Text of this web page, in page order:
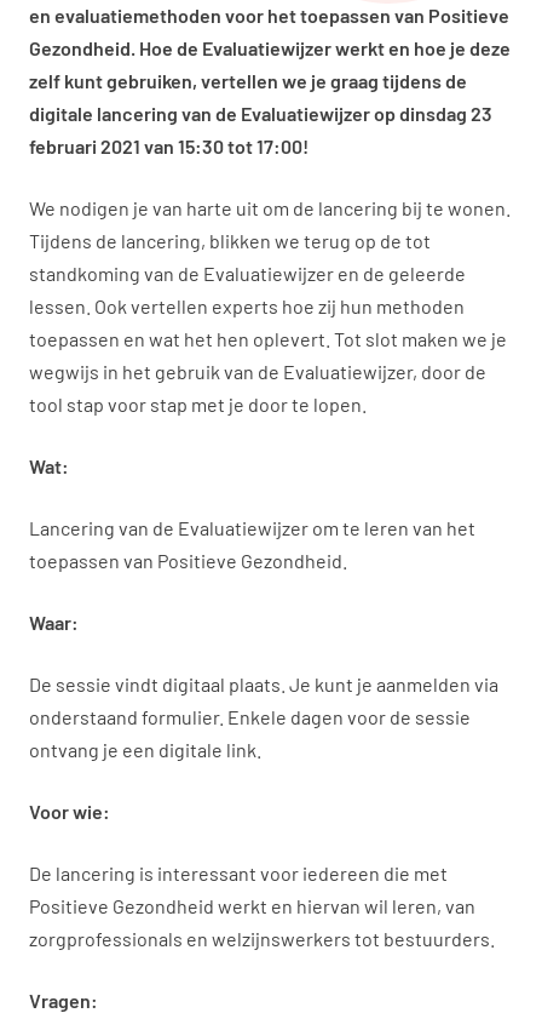
en evaluatiemethoden voor het toepassen van Positieve
Gezondheid. Hoe de Evaluatiewijzer werkt en hoe je deze
zelf kunt gebruiken, vertellen we je graag tijdens de
digitale lancering van de Evaluatiewijzer op dinsdag 23
februari 2021 van 15:30 tot 17:00!
We nodigen je van harte uit om de lancering bij te wonen.
Tijdens de lancering, blikken we terug op de tot
standkoming van de Evaluatiewijzer en de geleerde
lessen. Ook vertellen experts hoe zij hun methoden
toepassen en wat het hen oplevert. Tot slot maken we je
wegwijs in het gebruik van de Evaluatiewijzer, door de
tool stap voor stap met je door te lopen.
Wat:
Lancering van de Evaluatiewijzer om te leren van het
toepassen van Positieve Gezondheid.
Waar:
De sessie vindt digitaal plaats. Je kunt je aanmelden via
onderstaand formulier. Enkele dagen voor de sessie
ontvang je een digitale link.
Voor wie:
De lancering is interessant voor iedereen die met
Positieve Gezondheid werkt en hiervan wil leren, van
zorgprofessionals en welzijnswerkers tot bestuurders.
Vragen: